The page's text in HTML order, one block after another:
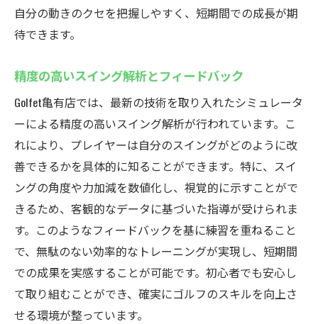
自分の動きのクセを把握しやすく、短期間での成長が期
待できます。
精度の高いスイング解析とフィードバック
Golfet亀有店では、最新の技術を取り入れたシミュレータ
ーによる精度の高いスイング解析が行われています。こ
れにより、プレイヤーは自分のスイングがどのように改
善できるかを具体的に知ることができます。特に、スイ
ングの角度や力加減を数値化し、視覚的に示すことがで
きるため、客観的なデータに基づいた指導が受けられま
す。このようなフィードバックを基に練習を重ねること
で、無駄のない効率的なトレーニングが実現し、短期間
での成果を実感することが可能です。初心者でも安心し
て取り組むことができ、確実にゴルフのスキルを向上さ
せる環境が整っています。